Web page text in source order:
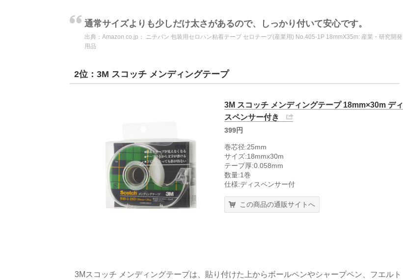
通常サイズよりも少しだけ太さがあるので、しっかり付いて安心です。
出典： Amazon.co.jp： ニチバン 包装用セロハン粘着テープ セロテープ(産業用) No.405-1P 18mmX35m: 産業・研究開発
用品
2位：3M スコッチ メンディングテープ
3M スコッチ メンディングテープ 18mm×30m ディ
スペンサー付き
399円
巻芯径:25mm
サイズ:18mmx30m
テープ厚:0.058mm
数量:1巻
仕様:ディスペンサー付
この商品の通販サイトへ
3Mスコッチ メンディングテープは、貼り付けた上からボールペンやシャープペン、フエルト